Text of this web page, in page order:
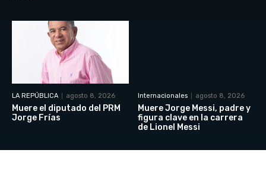
LA REPÚBLICA agosto 8, 2026
Muere el diputado del PRM
Jorge Frías
Internacionales agosto 8, 2026
Muere Jorge Messi, padre y
figura clave en la carrera
de Lionel Messi